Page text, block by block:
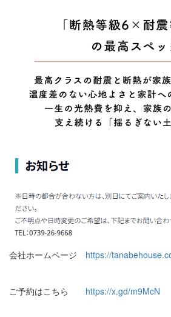
会社ホームページ https://
ご予約はこちら https://x.gd/m9McN